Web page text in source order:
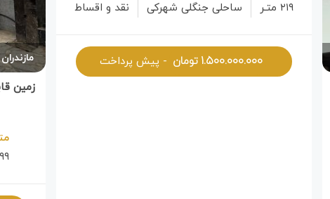
۲۱۹ متـر
ساحلی جنگلی شهرکی
نقد و اقساط
۱.۵۰۰.۰۰۰.۰۰۰ تومان - پیش پرداخت مازندران
زمین قابل ساخت
۹۹ متـر